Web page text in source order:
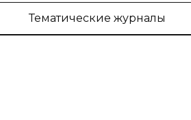
Тематические журналы